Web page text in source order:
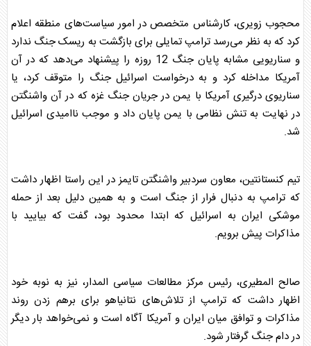
محجوب زویری، کارشناس متخصص در امور سیاست‌های منطقه اعلام
کرد که به نظر می‌رسد ترامپتمایلی برای بازگشت به ریسک جنگ ندارد
و سناریویی مشابه پایان جنگ 12 روزه را پیشنهاد می‌دهد که در آن
آمریکا مداخله کرد و به درخواست اسرائیل جنگ را متوقف کرد، یا
سناریوی درگیری آمریکا با یمن در جریان جنگ غزه که در آن واشنگتن
در نهایت به تنش نظامی با یمن پایان داد و موجب ناامیدی اسرائیل
شد.
تیم کنستانتین، معاون سردبیر واشنگتن تایمز در این راستا اظهار داشت
که ترامپبه دنبال فرار از جنگ است و به همین دلیل بعد از حمله
موشکی ایران به اسرائیل که ابتدا محدود بود، گفت که بیایید با
مذاکرات پیش برویم.
صالح المطیری، رئیس مرکز مطالعات سیاسی المدار، نیز به نوبه خود
اظهار داشت که ترامپاز تلاش‌های نتانیاهو برای برهم زدن روند
مذاکرات و توافق میان ایران و آمریکا آگاه است و نمی‌خواهد بار دیگر
در دام جنگ گرفتار شود.